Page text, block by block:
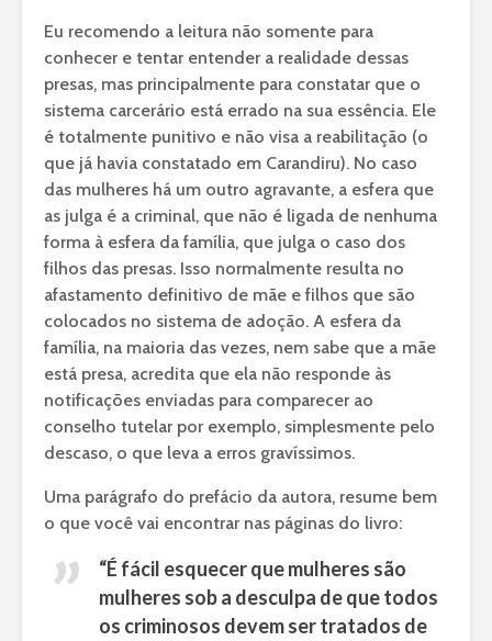
Eu recomendo a leitura não somente para
conhecer e tentar entender a realidade dessas
presas, mas principalmente para constatar que o
sistema carcerário está errado na sua essência. Ele
é totalmente punitivo e não visa a reabilitação (o
que já havia constatado em Carandiru). No caso
das mulheres há um outro agravante, a esfera que
as julga é a criminal, que não é ligada de nenhuma
forma à esfera da família, que julga o caso dos
filhos das presas. Isso normalmente resulta no
afastamento definitivo de mãe e filhos que são
colocados no sistema de adoção. A esfera da
família, na maioria das vezes, nem sabe que a mãe
está presa, acredita que ela não responde às
notificações enviadas para comparecer ao
conselho tutelar por exemplo, simplesmente pelo
descaso, o que leva a erros gravíssimos.
Uma parágrafo do prefácio da autora, resume bem
o que você vai encontrar nas páginas do livro:
“É fácil esquecer que mulheres são
mulheres sob a desculpa de que todos
os criminosos devem ser tratados de